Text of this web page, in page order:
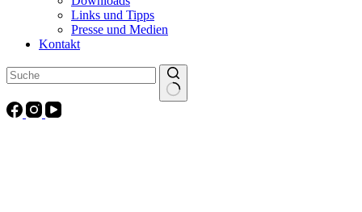
Links und Tipps
Presse und Medien
Kontakt
Keine
Ergebnisse